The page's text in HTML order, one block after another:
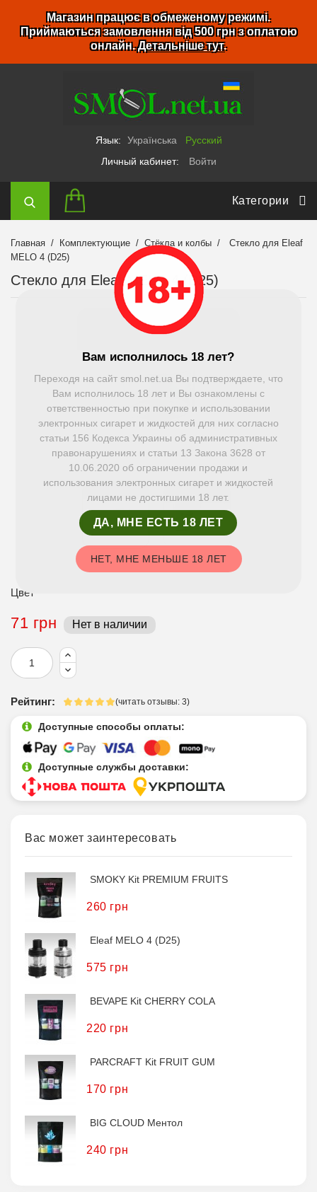
Магазин працює в обмеженому режимі.
Приймаються замовлення від 500 грн з оплатою
онлайн.Детальніше тут.
Язык: Українська
Русский
Личный кабинет:
Войти
Категории
Главная Комплектующие Стёкла и колбы
Стекло для Eleaf
MELO 4 (D25)
Стекло для Eleaf MELO 4 (D25)
Цвет
71 грн Нет в наличии
Рейтинг: (читать отзывы: 3)
Доступные способы оплаты:
Доступные службы доставки:
Вас может заинтересовать
SMOKY Kit PREMIUM FRUITS
260 грн
Eleaf MELO 4 (D25)
575 грн
BEVAPE Kit CHERRY COLA
220 грн
PARCRAFT Kit FRUIT GUM
170 грн
BIG CLOUD Ментол
240 грн
Вам исполнилось 18 лет?
Переходя на сайт smol.net.ua Вы подтверждаете, что
Вам исполнилось 18 лет и Вы ознакомлены с
ответственностью при покупке и использовании
электронных сигарет и жидкостей для них согласно
статьи 156 Кодекса Украины об административных
правонарушениях и статьи 13 Закона 3628 от
10.06.2020 об ограничении продажи и
использования электронных сигарет и жидкостей
лицами не достигшими 18 лет.
ДА, МНЕ ЕСТЬ 18 ЛЕТ
НЕТ, МНЕ МЕНЬШЕ 18 ЛЕТ